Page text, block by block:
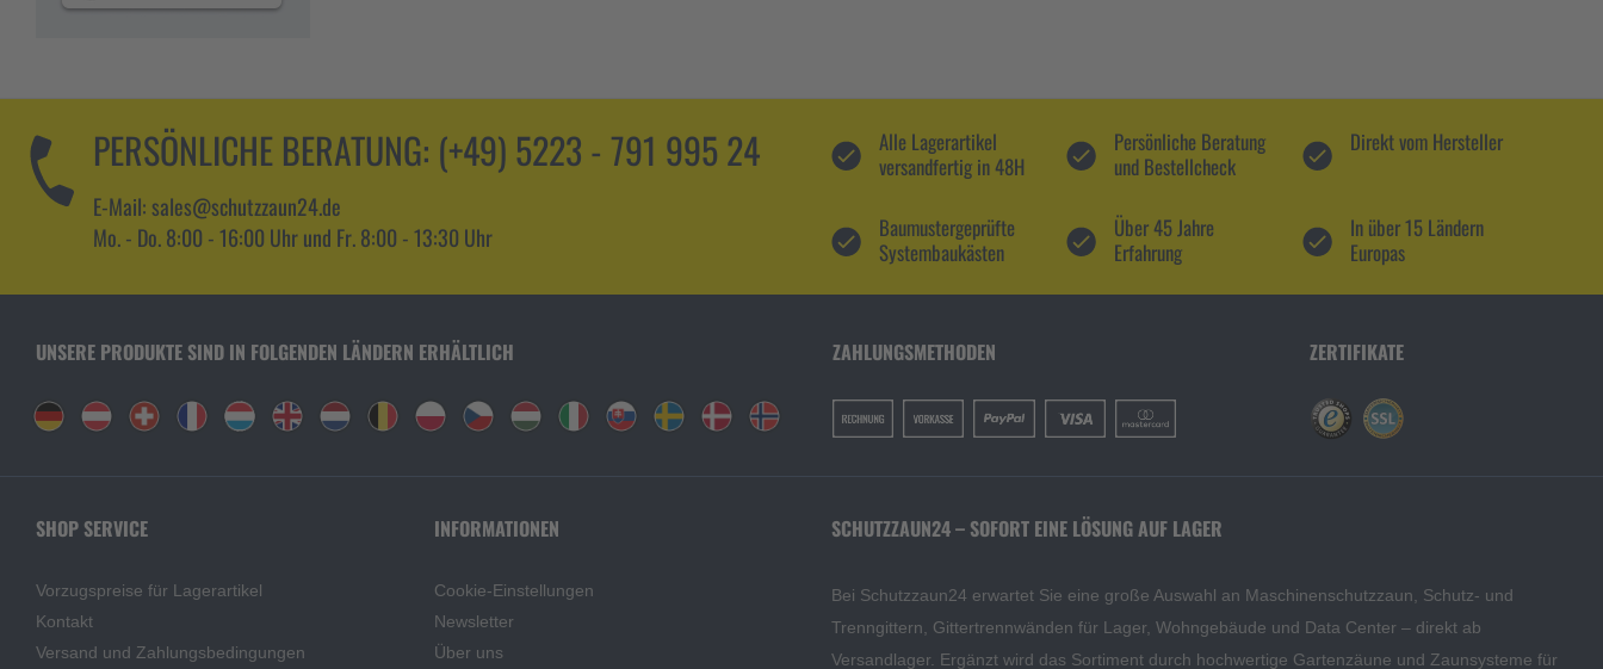
PERSÖNLICHE BERATUNG: (+49) 5223 - 791 995 24
E-Mail: sales@schutzzaun24.de
Mo. - Do. 8:00 - 16:00 Uhr und Fr. 8:00 - 13:30 Uhr
Alle Lagerartikel
versandfertig in 48H
Persönliche Beratung
und Bestellcheck
Direkt vom Hersteller
Baumustergeprüfte
Systembaukästen
Über 45 Jahre
Erfahrung
In über 15 Ländern
Europas
UNSERE PRODUKTE SIND IN FOLGENDEN LÄNDERN ERHÄLTLICH ZAHLUNGSMETHODEN ZERTIFIKATE
SHOP SERVICE
Vorzugspreise für Lagerartikel
Kontakt
Versand und Zahlungsbedingungen
INFORMATIONEN
Cookie-Einstellungen
Newsletter
Über uns
SCHUTZZAUN24 – SOFORT EINE LÖSUNG AUF LAGER
Bei Schutzzaun24 erwartet Sie eine große Auswahl an Maschinenschutzzaun, Schutz- und
Trenngittern, Gittertrennwänden für Lager, Wohngebäude und Data Center – direkt ab
Versandlager. Ergänzt wird das Sortiment durch hochwertige Gartenzäune und Zaunsysteme für